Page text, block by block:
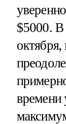
$5000. В
октября,
времени